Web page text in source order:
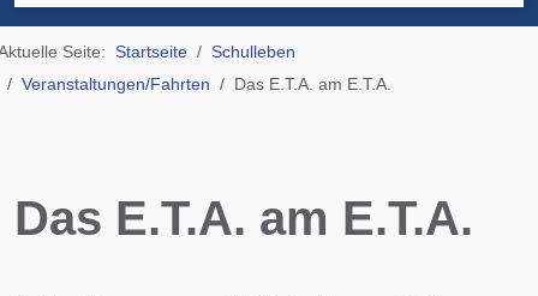
Seite: Startseite
Schulleben
Veranstaltungen/Fahrten
Das E.T.A. am E.T.A.
Das E.T.A. am E.T.A.